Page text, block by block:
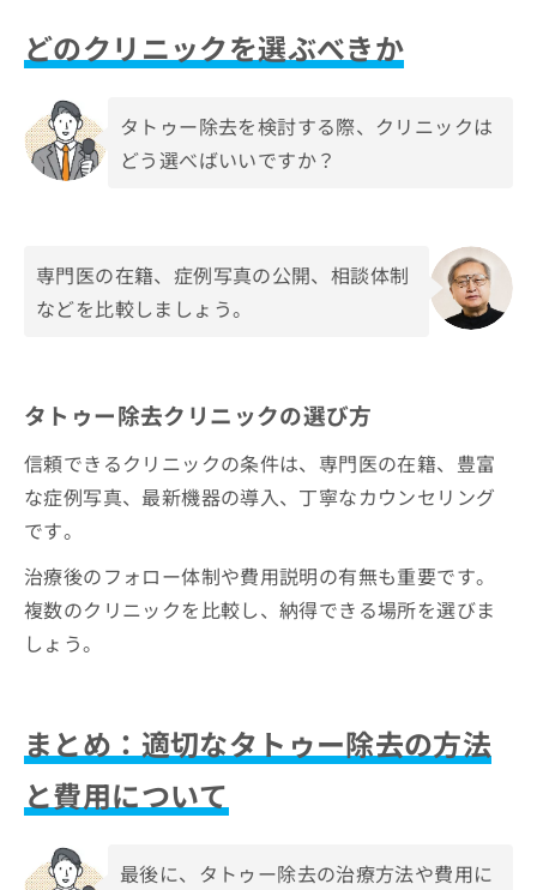
どのクリニックを選ぶべきか
タトゥー除去を検討する際、クリニックは
どう選べばいいですか？
専門医の在籍、症例写真の公開、相談体制
などを比較しましょう。
タトゥー除去クリニックの選び方
信頼できるクリニックの条件は、専門医の在籍、豊富
な症例写真、最新機器の導入、丁寧なカウンセリング
です。
治療後のフォロー体制や費用説明の有無も重要です。
複数のクリニックを比較し、納得できる場所を選びま
しょう。
まとめ：適切なタトゥー除去の方法
と費用について
最後に、タトゥー除去の治療方法や費用に